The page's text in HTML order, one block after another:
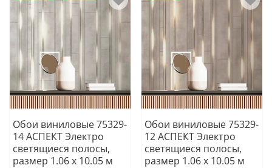
Обои виниловые 75329-
14 АСПЕКТ Электро
светящиеся полосы,
размер 1.06 х 10.05 м
Обои виниловые 75329-
12 АСПЕКТ Электро
светящиеся полосы,
размер 1.06 х 10.05 м